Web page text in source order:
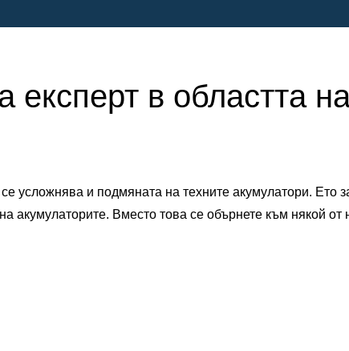
експерт в областта
усложнява и подмяната на техните акумулатори.
акумулаторите. Вместо това се обърнете към някой